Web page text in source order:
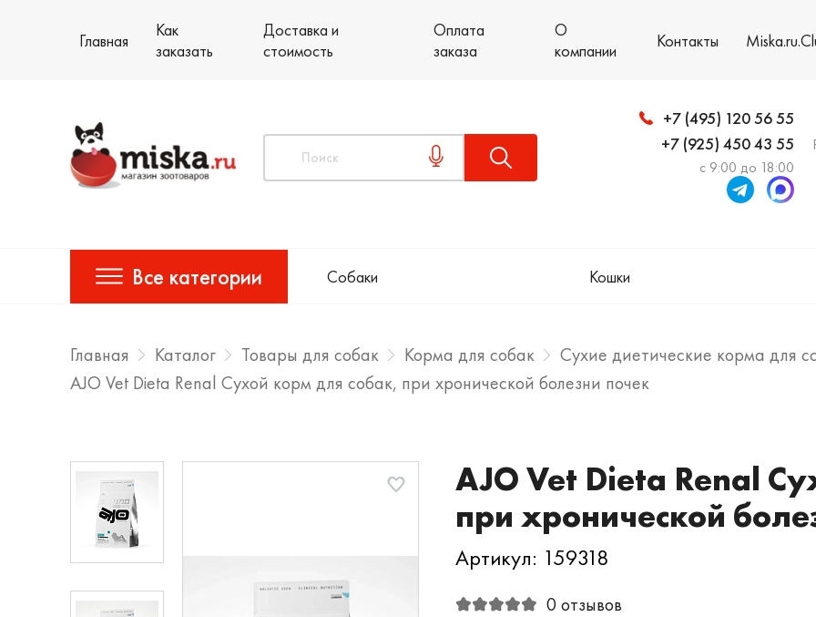
Главная
Как
заказать
Доставка и
стоимость
Оплата
заказа
О
компании
Контакты
+7 (495) 120 56 55
+7 (925) 450 43 55
с 9:00 до 18:00
Все категории Собаки Кошки
Главная Каталог Товары для собак Корма для собак
Сухие диетические корма для
AJO Vet Dieta Renal Сухой корм для собак, при хронической болезни почек
AJO Vet Dieta Renal
при хронической
Артикул: 159318
0 отзывов